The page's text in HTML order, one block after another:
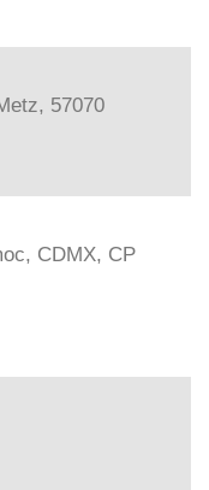
57070
CDMX, CP